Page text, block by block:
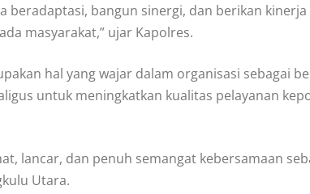
beradaptasi, bangun sinergi, dan berikan
masyarakat,” ujar Kapolres.
hal yang wajar dalam organisasi sebagai
untuk meningkatkan kualitas pelayanan
lancar, dan penuh semangat kebersamaan
Utara.